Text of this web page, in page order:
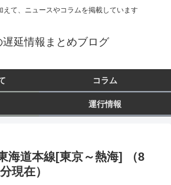
えて、ニュースやコラムを掲載しています
遅延情報まとめブログ
コラム
運行情報
海道本線[東京～熱海] （8
現在）